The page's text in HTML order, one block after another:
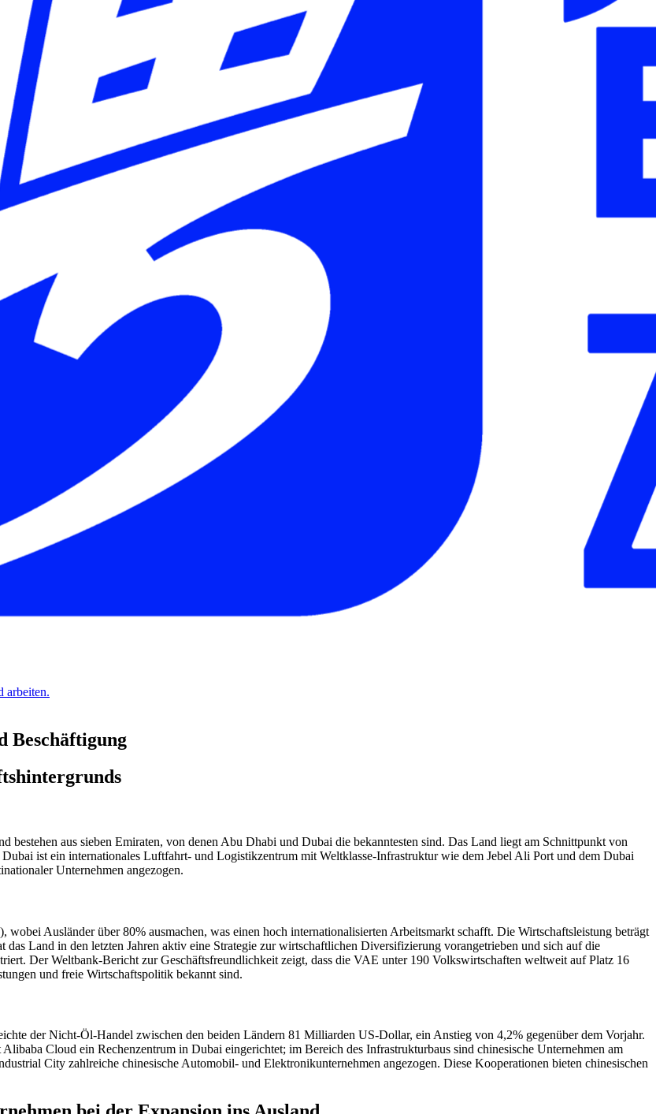
arbeiten.
Beschäftigung
bestehen aus sieben Emiraten, von denen Abu Dhabi und Dubai die bekanntesten sind. Das Land liegt am Schnittpunkt von
ist ein internationales Luftfahrt- und Logistikzentrum mit Weltklasse-Infrastruktur wie dem Jebel Ali Port und dem Dubai
Unternehmen angezogen.
Ausländer über 80% ausmachen, was einen hoch internationalisierten Arbeitsmarkt schafft. Die Wirtschaftsleistung beträgt
Land in den letzten Jahren aktiv eine Strategie zur wirtschaftlichen Diversifizierung vorangetrieben und sich auf die
Der Weltbank-Bericht zur Geschäftsfreundlichkeit zeigt, dass die VAE unter 190 Volkswirtschaften weltweit auf Platz 16
und freie Wirtschaftspolitik bekannt sind.
der Nicht-Öl-Handel zwischen den beiden Ländern 81 Milliarden US-Dollar, ein Anstieg von 4,2% gegenüber dem Vorjahr.
Cloud ein Rechenzentrum in Dubai eingerichtet; im Bereich des Infrastrukturbaus sind chinesische Unternehmen am
City zahlreiche chinesische Automobil- und Elektronikunternehmen angezogen. Diese Kooperationen bieten chinesischen